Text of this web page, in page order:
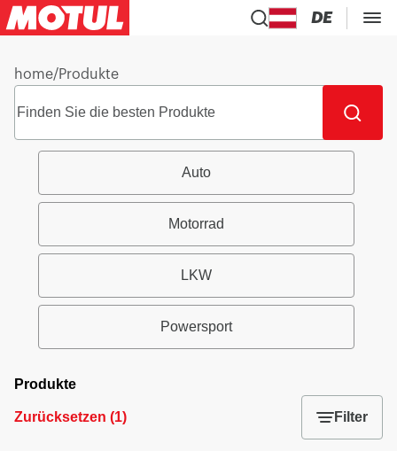
DE
home/Produkte
Auto
Motorrad
LKW
Powersport
Produkte
Zurücksetzen (1) Filter